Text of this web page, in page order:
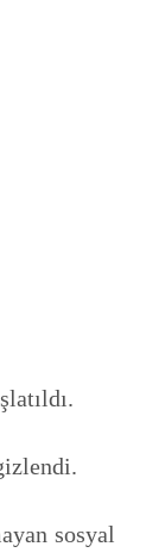
sosyal